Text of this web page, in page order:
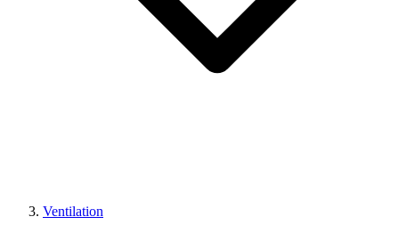
Ventilation